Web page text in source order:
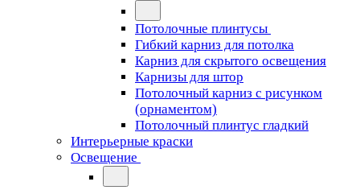
Потолочные плинтусы
Гибкий карниз для потолка
Карниз для скрытого освещения
Карнизы для штор
Потолочный карниз с рисунком
(орнаментом)
Потолочный плинтус гладкий
Интерьерные краски
Освещение